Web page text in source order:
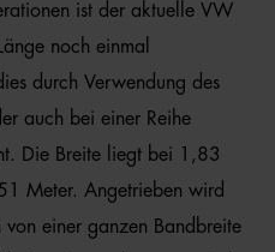
ist der aktuelle VW
noch einmal
durch Verwendung des
auch bei einer Reihe
Die Breite liegt bei 1,83
Meter. Angetrieben wird
einer ganzen Bandbreite